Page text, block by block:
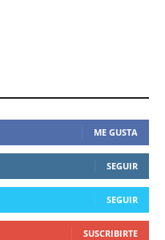
ME GUSTA
SEGUIR
SEGUIR
SUSCRIBIRTE